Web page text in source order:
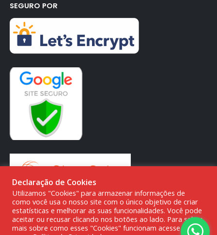
SEGURO POR
© DMG PARTS COMÉRCIO DE PRODUTOS AUTOMOTIVOS -
Declaração de Cookies
Utilizamos "Cookies" para armazenar informações de
como você usa o nosso site com o único objetivo de criar
estatísticas e melhorar as suas funcionalidades. Você pode
aceitar ou recusar clicando nos botões ao lado. Para saber
mais sobre como esses "Cookies" funcionam acesse a